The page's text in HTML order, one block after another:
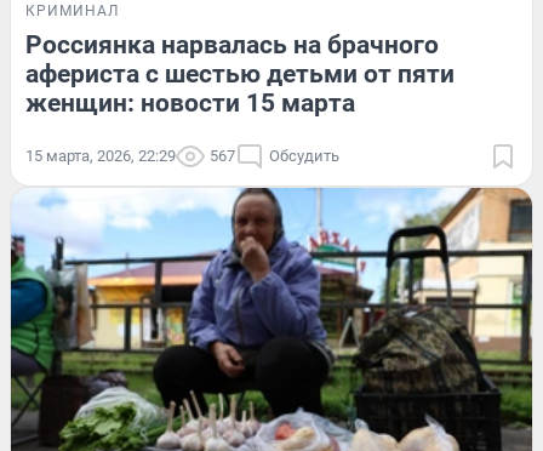
КРИМИНАЛ
Россиянка нарвалась на брачного
афериста с шестью детьми от пяти
женщин: новости 15 марта
15 марта, 2026, 22:29 567 Обсудить